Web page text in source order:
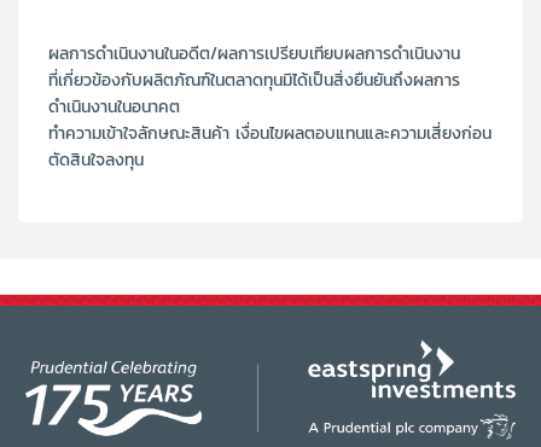
ผลการดำเนินงานในอดีต/ผลการเปรียบเทียบผลการดำเนินงาน
ที่เกี่ยวข้องกับผลิตภัณฑ์ในตลาดทุนมิได้เป็นสิ่งยืนยันถึงผลการ
ดำเนินงานในอนาคต
ทำความเข้าใจลักษณะสินค้า เงื่อนไขผลตอบแทนและความเสี่ยงก่อน
ตัดสินใจลงทุน